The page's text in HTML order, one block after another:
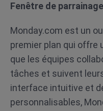
Fenêtre de
Monday.com est un
premier plan qui offre
que les équipes
tâches et suivent
interface intuitive et
personnalisables,